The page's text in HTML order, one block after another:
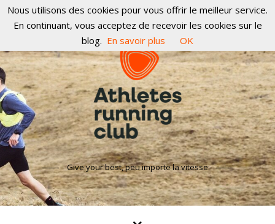
Give your best, peu importe la vitesse
Nous utilisons des cookies pour vous offrir le meilleur service.
En continuant, vous acceptez de recevoir les cookies sur le
blog. En savoir plus OK